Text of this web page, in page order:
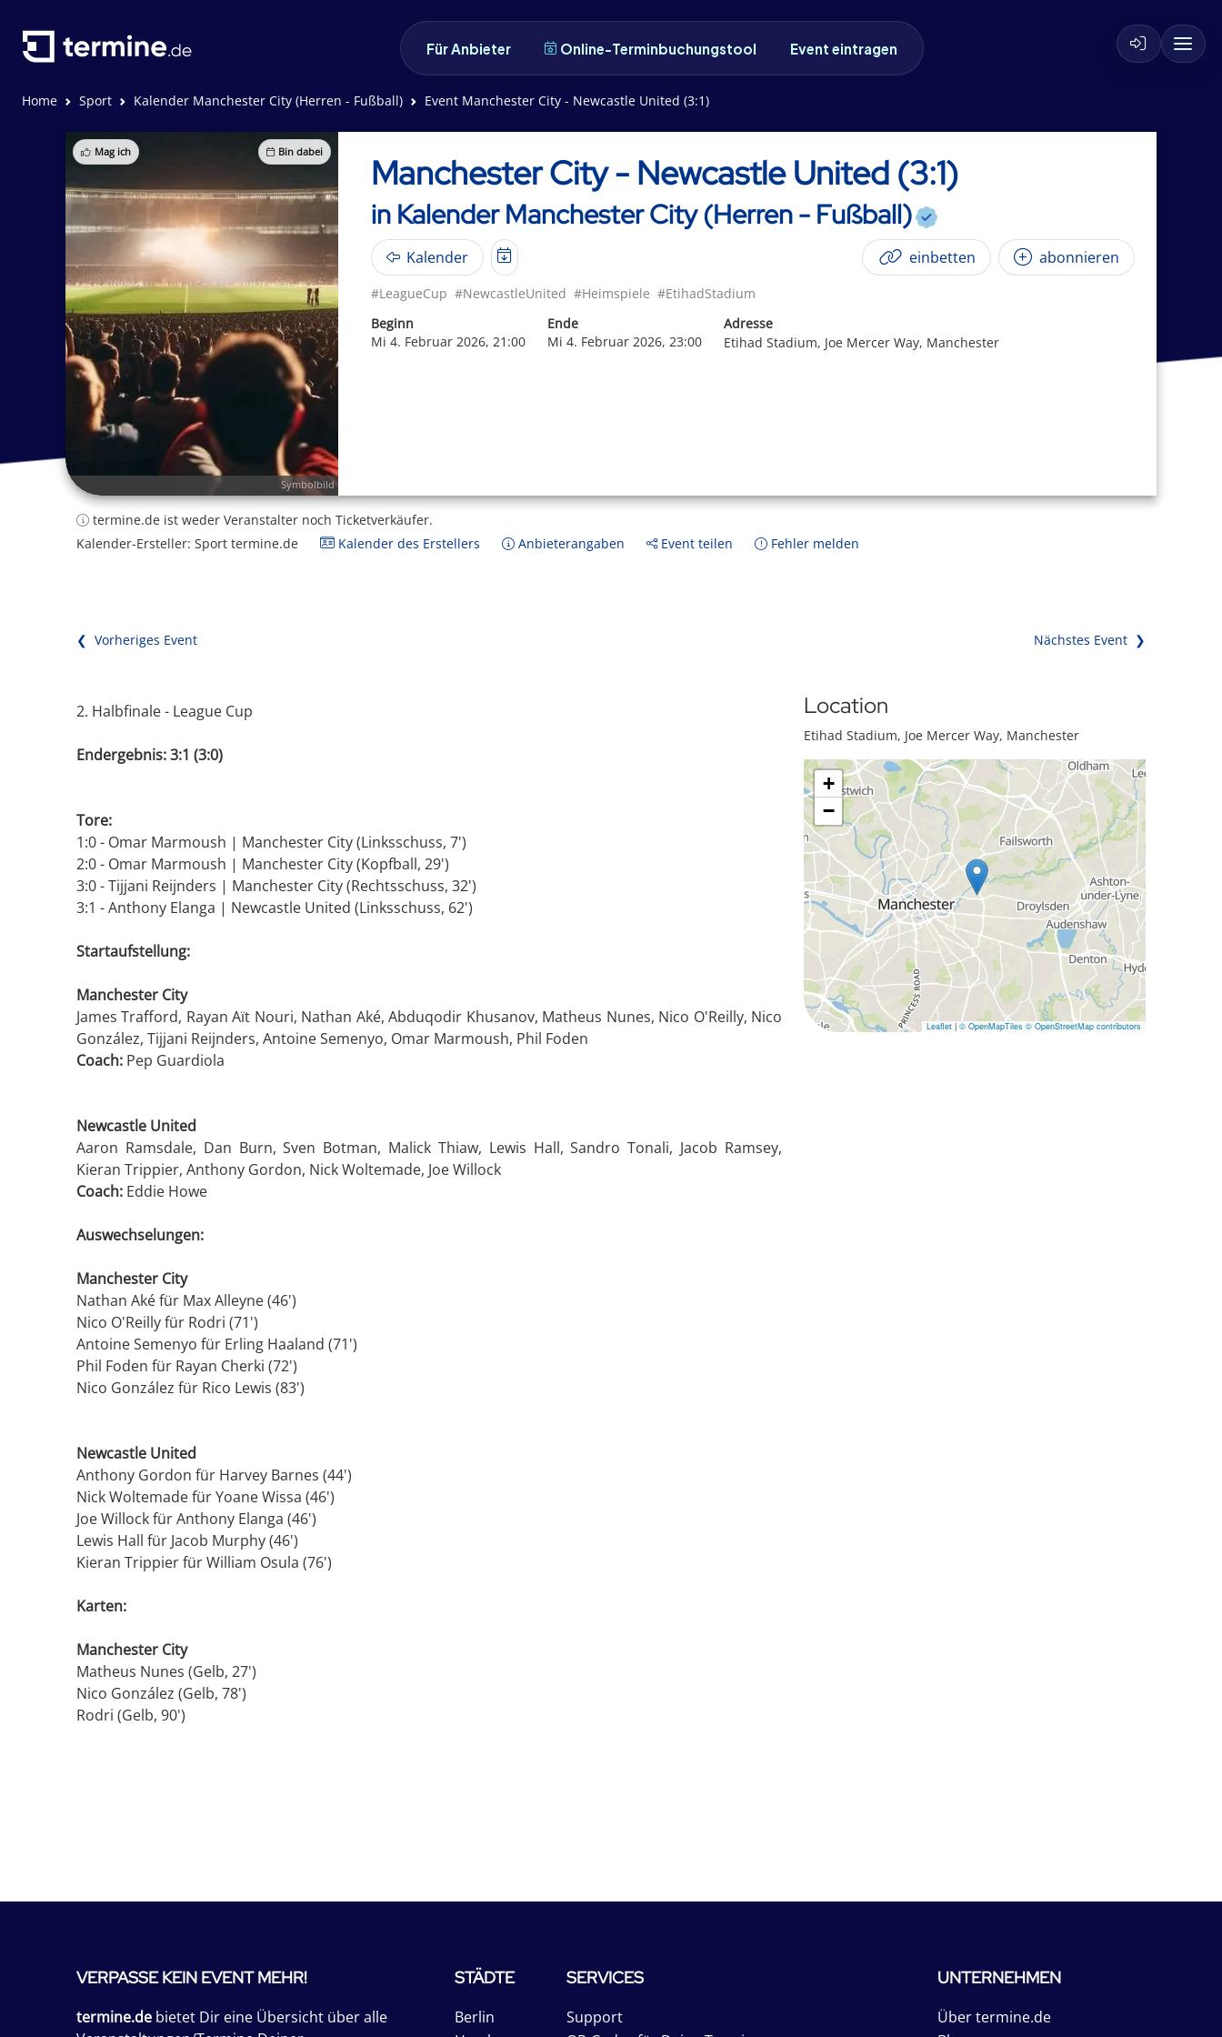
Für Anbieter Online-Terminbuchungstool Event eintragen
Home Sport Kalender Manchester City (Herren - Fußball) Event Manchester City - Newcastle United (3:1)
Mag ich Bin dabei
Symbolbild
Manchester City - Newcastle United (3:1)
in Kalender Manchester City (Herren - Fußball)
Kalender einbetten abonnieren
#LeagueCup #NewcastleUnited #Heimspiele #EtihadStadium
Beginn
Mi 4. Februar 2026, 21:00
Ende
Mi 4. Februar 2026, 23:00
Adresse
Etihad Stadium, Joe Mercer Way, Manchester
termine.de ist weder Veranstalter noch Ticketverkäufer.
Kalender-Ersteller: Sport termine.de
Kalender des Erstellers Anbieterangaben Event teilen Fehler melden
❮ Vorheriges Event Nächstes Event ❯
2. Halbfinale - League Cup
Endergebnis: 3:1 (3:0)
Tore:
1:0 - Omar Marmoush | Manchester City (Linksschuss, 7')
2:0 - Omar Marmoush | Manchester City (Kopfball, 29')
3:0 - Tijjani Reijnders | Manchester City (Rechtsschuss, 32')
3:1 - Anthony Elanga | Newcastle United (Linksschuss, 62')
Startaufstellung:
Manchester City
James Trafford, Rayan Aït Nouri, Nathan Aké, Abduqodir Khusanov, Matheus Nunes, Nico O'Reilly, Nico
González, Tijjani Reijnders, Antoine Semenyo, Omar Marmoush, Phil Foden
Coach: Pep Guardiola
Newcastle United
Aaron Ramsdale, Dan Burn, Sven Botman, Malick Thiaw, Lewis Hall, Sandro Tonali, Jacob Ramsey,
Kieran Trippier, Anthony Gordon, Nick Woltemade, Joe Willock
Coach: Eddie Howe
Auswechselungen:
Manchester City
Nathan Aké für Max Alleyne (46')
Nico O'Reilly für Rodri (71')
Antoine Semenyo für Erling Haaland (71')
Phil Foden für Rayan Cherki (72')
Nico González für Rico Lewis (83')
Newcastle United
Anthony Gordon für Harvey Barnes (44')
Nick Woltemade für Yoane Wissa (46')
Joe Willock für Anthony Elanga (46')
Lewis Hall für Jacob Murphy (46')
Kieran Trippier für William Osula (76')
Karten:
Manchester City
Matheus Nunes (Gelb, 27')
Nico González (Gelb, 78')
Rodri (Gelb, 90')
Location
Etihad Stadium, Joe Mercer Way, Manchester
+
−
Leaflet | © OpenMapTiles © OpenStreetMap contributors
VERPASSE KEIN EVENT MEHR!
termine.de bietet Dir eine Übersicht über alle
STÄDTE
Berlin
SERVICES
Support
UNTERNEHMEN
Über termine.de